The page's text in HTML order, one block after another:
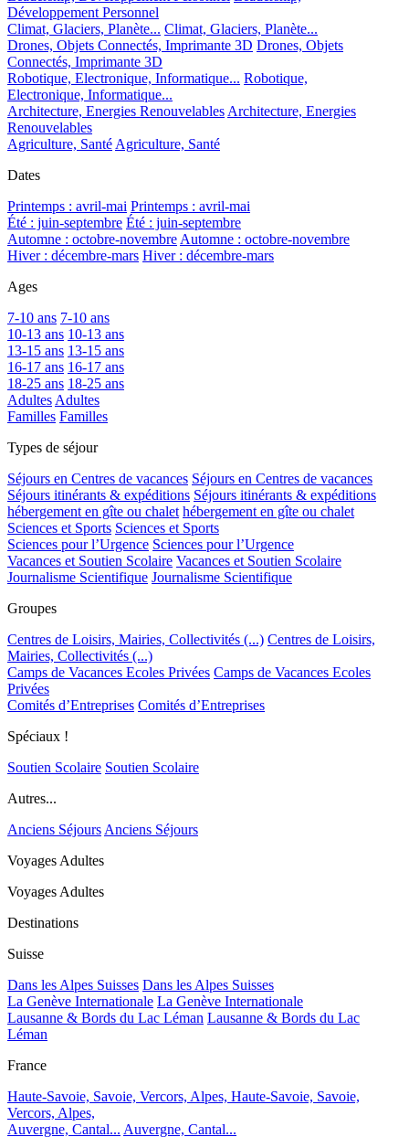
Développement Personnel
Climat, Glaciers, Planète... Climat, Glaciers, Planète...
Drones, Objets Connectés, Imprimante 3D Drones, Objets
Connectés, Imprimante 3D
Robotique, Electronique, Informatique... Robotique,
Electronique, Informatique...
Architecture, Energies Renouvelables Architecture, Energies
Renouvelables
Agriculture, Santé Agriculture, Santé
Dates
Printemps : avril-mai Printemps : avril-mai
Été : juin-septembre Été : juin-septembre
Automne : octobre-novembre Automne : octobre-novembre
Hiver : décembre-mars Hiver : décembre-mars
Ages
7-10 ans 7-10 ans
10-13 ans 10-13 ans
13-15 ans 13-15 ans
16-17 ans 16-17 ans
18-25 ans 18-25 ans
Adultes Adultes
Familles Familles
Types de séjour
Séjours en Centres de vacances Séjours en Centres de vacances
Séjours itinérants & expéditions Séjours itinérants & expéditions
hébergement en gîte ou chalet hébergement en gîte ou chalet
Sciences et Sports Sciences et Sports
Sciences pour l’Urgence Sciences pour l’Urgence
Vacances et Soutien Scolaire Vacances et Soutien Scolaire
Journalisme Scientifique Journalisme Scientifique
Groupes
Centres de Loisirs, Mairies, Collectivités (...) Centres de Loisirs,
Mairies, Collectivités (...)
Camps de Vacances Ecoles Privées Camps de Vacances Ecoles
Privées
Comités d’Entreprises Comités d’Entreprises
Spéciaux !
Soutien Scolaire Soutien Scolaire
Autres...
Anciens Séjours Anciens Séjours
Voyages Adultes
Voyages Adultes
Destinations
Suisse
Dans les Alpes Suisses Dans les Alpes Suisses
La Genève Internationale La Genève Internationale
Lausanne & Bords du Lac Léman Lausanne & Bords du Lac
Léman
France
Haute-Savoie, Savoie, Vercors, Alpes, Haute-Savoie, Savoie,
Vercors, Alpes,
Auvergne, Cantal... Auvergne, Cantal...